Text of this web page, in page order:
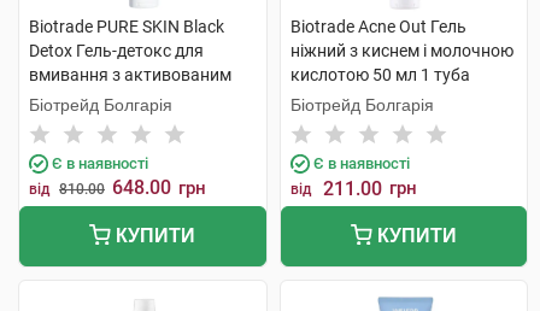
Biotrade PURE SKIN Black
Detox Гель-детокс для
вмивання з активованим
вугіллям та молочною
кислотою 200 мл 1 туба
Біотрейд Болгарія
Є в наявності
від 810.00 648.00 грн
КУПИТИ
Biotrade Acne Out Гель
ніжний з киснем і молочною
кислотою 50 мл 1 туба
Біотрейд Болгарія
Є в наявності
від 211.00 грн
КУПИТИ